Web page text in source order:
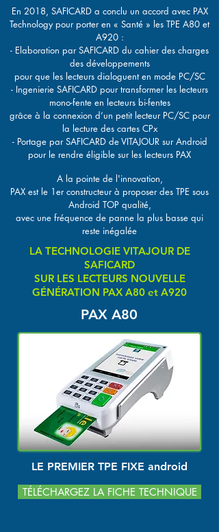
En 2018, SAFICARD a conclu un accord avec PAX
Technology pour porter en « Santé » les TPE A80 et
A920 :
- Elaboration par SAFICARD du cahier des charges
des développements
pour que les lecteurs dialoguent en mode PC/SC
- Ingenierie SAFICARD pour transformer les lecteurs
mono-fente en lecteurs bi-fentes
grâce à la connexion d’un petit lecteur PC/SC pour
la lecture des cartes CPx
- Portage par SAFICARD de VITAJOUR sur Android
pour le rendre éligible sur les lecteurs PAX
A la pointe de l'innovation,
PAX est le 1er constructeur à proposer des TPE sous
Android TOP qualité,
avec une fréquence de panne la plus basse qui
reste inégalée
LA TECHNOLOGIE VITAJOUR DE
SAFICARD
SUR LES LECTEURS NOUVELLE
GÉNÉRATION PAX A80 et A920
PAX A80
LE PREMIER TPE FIXE android
TÉLÉCHARGEZ LA FICHE TECHNIQUE